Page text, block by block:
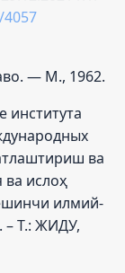
— М., 1962.
института
ва
ислоҳ
илмий-
– Т.: ЖИДУ,